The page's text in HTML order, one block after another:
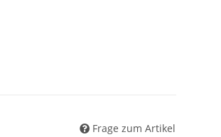
Frage zum Artikel